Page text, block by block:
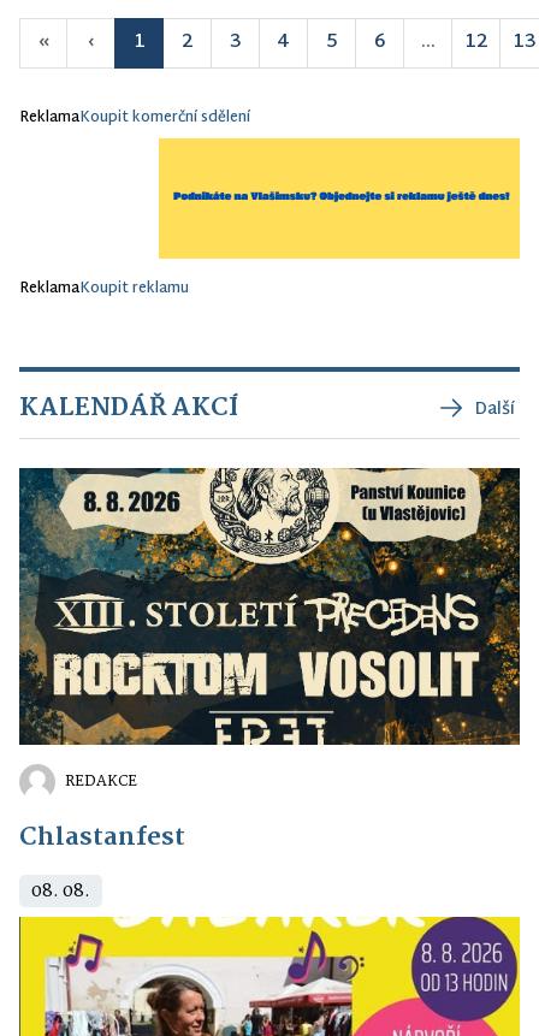
« ‹ 1 2 3 4 5 6 ... 12 13
ReklamaKoupit komerční sdělení
ReklamaKoupit reklamu
KALENDÁŘ AKCÍ Další
REDAKCE
Chlastanfest
08. 08.